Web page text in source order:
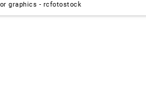
graphics - rcfotostock